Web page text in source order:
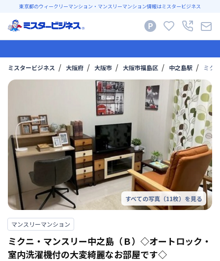
東京都のウィークリーマンション・マンスリーマンション情報はミスタービジネス
ミスタービジネス 大阪府 大阪市 大阪市福島区 中之島駅 ミク
すべての写真（11枚）を見る
マンスリーマンション
ミクニ・マンスリー中之島（Ｂ）◇オートロック・
室内洗濯機付の大変綺麗なお部屋です◇